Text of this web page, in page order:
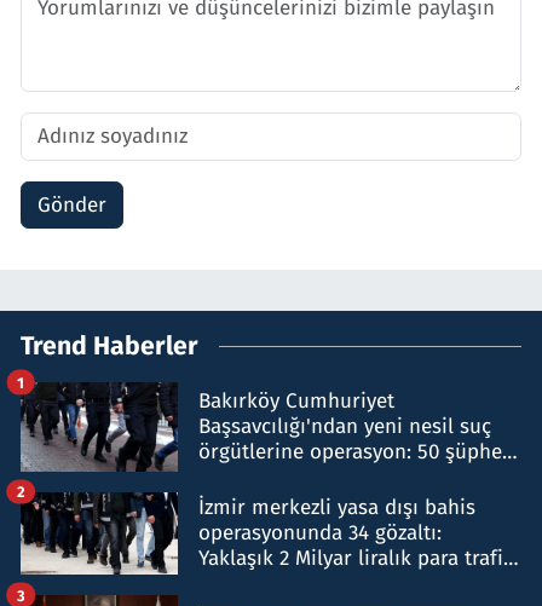
Gönder
Trend Haberler
Bakırköy Cumhuriyet
Başsavcılığı'ndan yeni nesil suç
örgütlerine operasyon: 50 şüpheli
1
İzmir merkezli yasa dışı bahis
operasyonunda 34 gözaltı:
Yaklaşık 2 Milyar liralık para trafiği
2
3